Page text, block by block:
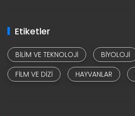
Etiketler
BILIM VE TEKNOLOJI BIYOLOJI
FILM VE DIZI
HAYVANLAR